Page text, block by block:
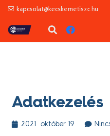
kapcsolat@kecskemetiszc.hu
Adatkezelés
2021. október 19.